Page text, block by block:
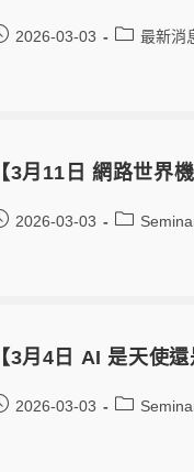
2026-03-03 最新消
【3月11日 網路世界
2026-03-03
【3月4日 AI 是天使
2026-03-03